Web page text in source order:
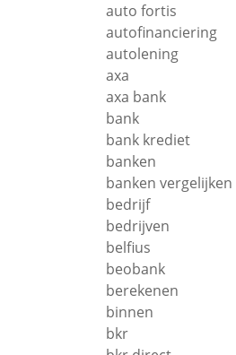
auto fortis
autofinanciering
autolening
axa
axa bank
bank
bank krediet
banken
banken vergelijken
bedrijf
bedrijven
belfius
beobank
berekenen
binnen
bkr